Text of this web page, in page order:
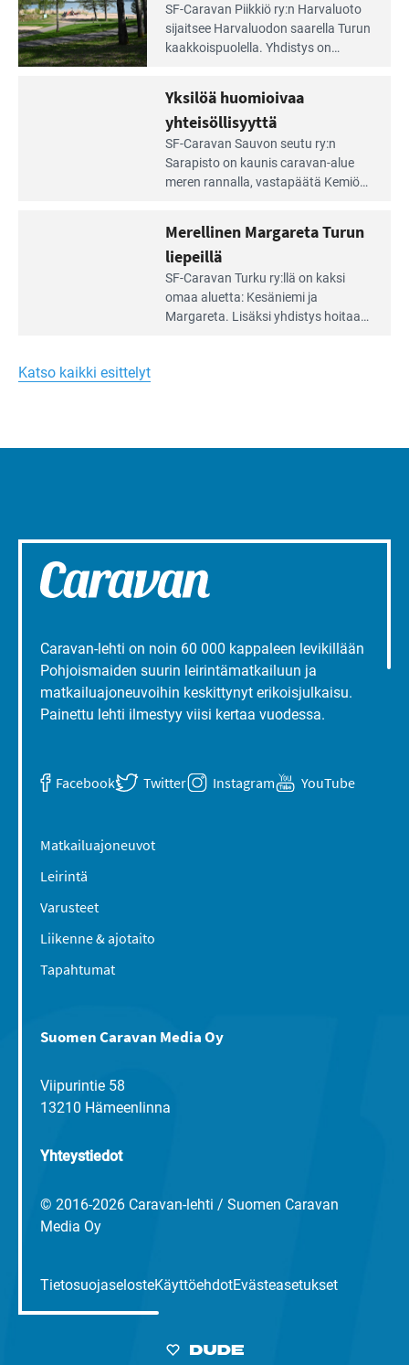
Lue
Leirintäoppaan
artikkeli:
Meren
SF-Caravan Piikkiö ry:n Harvaluoto
sijait­see Harvaluodon saarella Turun
kaakkois­puolella. Yhdistys on
virkistysalueesta.
Yksilöä huomioivaa
yhteisöllisyyttä
SF-Caravan Sauvon seutu ry:n
Sarapisto on kaunis caravan-alue
meren rannalla, vasta­päätä Kemiön
kymmenen paikkaa ilman sähköä.
Turun
liepeillä
Merellinen Margareta Turun
liepeillä
SF-Caravan Turku ry:llä on kaksi
omaa aluet­ta: Kesäniemi ja
Margareta. Lisäksi yhdis­tys hoitaa
Katso kaikki esittelyt
Caravan-lehti on noin 60 000 kappaleen levikillään
Pohjoismaiden suurin leirintämatkailuun ja
matkailuajoneuvoihin keskittynyt erikoisjulkaisu.
Painettu lehti ilmestyy viisi kertaa vuodessa.
Facebook Twitter Instagram YouTube
Matkailuajoneuvot
Leirintä
Varusteet
Liikenne & ajotaito
Tapahtumat
Suomen Caravan Media Oy
Viipurintie 58
13210 Hämeenlinna
Yhteystiedot
© 2016-2026 Caravan-lehti / Suomen Caravan
Media Oy
TietosuojaselosteKäyttöehdotEvästeasetukset